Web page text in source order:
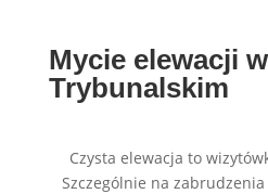
Mycie elewacji
Trybunalskim
Czysta elewacja to
Szczególnie na